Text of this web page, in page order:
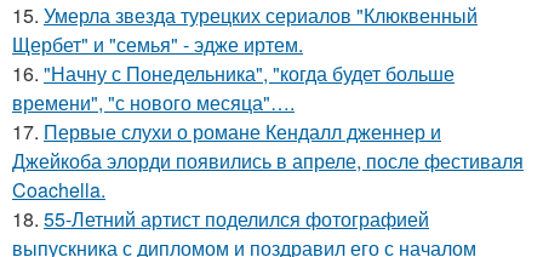
15. Умерла звезда турецких сериалов "Клюквенный
Щербет" и "семья" - эдже иртем.
16. "Начну с Понедельника", "когда будет больше
времени", "с нового месяца"….
17. Первые слухи о романе Кендалл дженнер и
Джейкоба элорди появились в апреле, после фестиваля
Coachella.
18. 55-Летний артист поделился фотографией
выпускника с дипломом и поздравил его с началом